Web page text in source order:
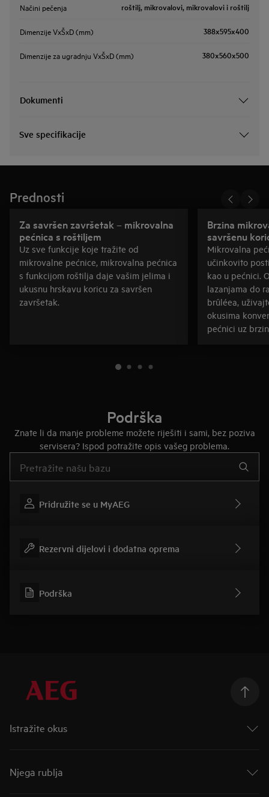
Načini pečenja roštilj, mikrovalovi, mikrovalovi i roštilj
Dimenzije VxŠxD (mm) 388x595x400
Dimenzije za ugradnju VxŠxD (mm) 380x560x500
Dokumenti
Sve specifikacije
Prednosti
Za savršen završetak – mikrovalna
pećnica s roštiljem
Uz sve funkcije koje tražite od
mikrovalne pećnice, mikrovalna pećnica
s funkcijom roštilja daje vašim jelima i
ukusnu hrskavu koricu za savršen
završetak.
Brzina
savršenu
Mikrovalna
učinkovito
kao u pećnici.
lazanjama do
brûléea,
okusima
pećnici uz
Podrška
Znate li da manje probleme možete riješiti i sami, bez poziva
servisera? Ispod potražite opis vašeg problema.
Pridružite se u MyAEG
Rezervni dijelovi i dodatna oprema
Podrška
Istražite okus
Taste of Tommorow
Mastery Range
Njega rublja